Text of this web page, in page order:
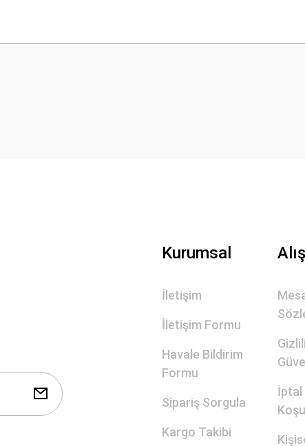
Kurumsal
İletişim
İletişim Formu
Havale Bildirim
Formu
Sipariş Sorgula
Kargo Takibi
İptal